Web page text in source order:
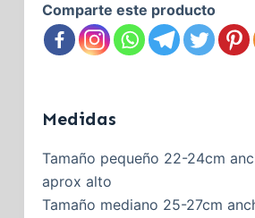
Comparte este producto
Medidas
Tamaño pequeño 22-24cm
aprox alto
Tamaño mediano 25-27cm